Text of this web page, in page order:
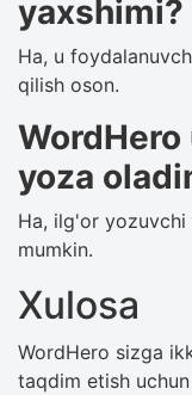
yaxshimi?
Ha, u
qilish oson.
yoza
Ha, ilg'or
mumkin.
Xulosa
WordHero sizga
taqdim etish